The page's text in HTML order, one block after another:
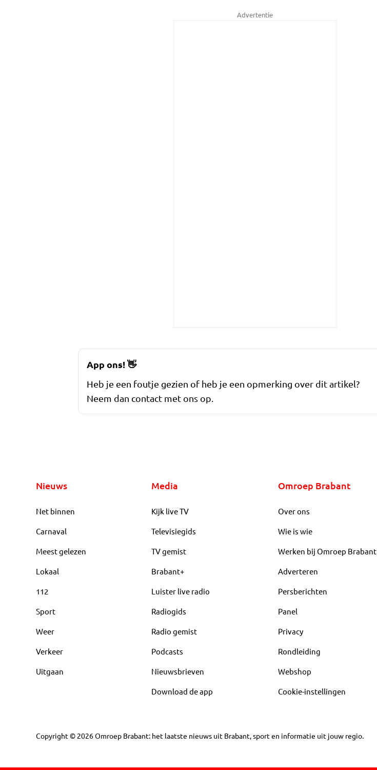
Advertentie
App ons!👋
Heb je een foutje gezien of heb je een opmerking over dit artikel?
Neem dan contact met ons op.
Nieuws
Net binnen
Carnaval
Meest gelezen
Lokaal
112
Sport
Weer
Verkeer
Uitgaan
Media
Kijk live TV
Televisiegids
TV gemist
Brabant+
Luister live radio
Radiogids
Radio gemist
Podcasts
Nieuwsbrieven
Download de app
Omroep Brabant
Over ons
Wie is wie
Werken bij Omroep Brabant
Adverteren
Persberichten
Panel
Privacy
Rondleiding
Webshop
Cookie-instellingen
Copyright © 2026Omroep Brabant: het laatste nieuws uit Brabant, sport en informatie uit jouw regio.